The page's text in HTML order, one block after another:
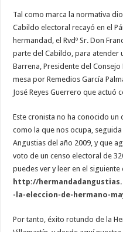
Tal como marca la normativa
Cabildo electoral recayó en el
hermandad, el Rvdº Sr. Don
parte del Cabildo, para atender
Barrena, Presidente del
mesa por Remedios García
José Reyes Guerrero que actuó
Este cronista no ha conocido
como la que nos ocupa,
Angustias del año 2009, y que
voto de un censo electoral de
puedes ver y leer en el siguiente
http://
-la-eleccion-de-hermano-
Por tanto, éxito rotundo de la